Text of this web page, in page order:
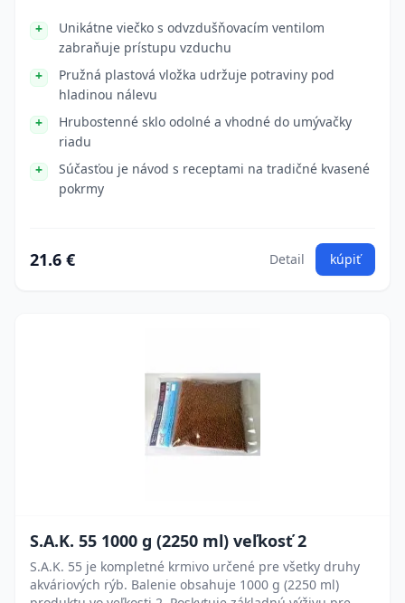
Unikátne viečko s odvzdušňovacím ventilom
zabraňuje prístupu vzduchu
Pružná plastová vložka udržuje potraviny pod
hladinou nálevu
Hrubostenné sklo odolné a vhodné do umývačky
riadu
Súčasťou je návod s receptami na tradičné kvasené
pokrmy
21.6 € Detail kúpiť
S.A.K. 55 1000 g (2250 ml) veľkosť 2
S.A.K. 55 je kompletné krmivo určené pre všetky druhy
akváriových rýb. Balenie obsahuje 1000 g (2250 ml)